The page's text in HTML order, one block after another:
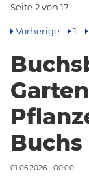
Seite 2 von 17.
Vorherige 1
01.06.2026 - 00:00